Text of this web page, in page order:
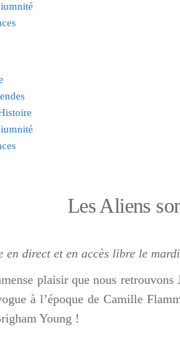
Les Aliens
en direct et en accès libre le
plaisir que nous
à l’époque de Camille
Young !